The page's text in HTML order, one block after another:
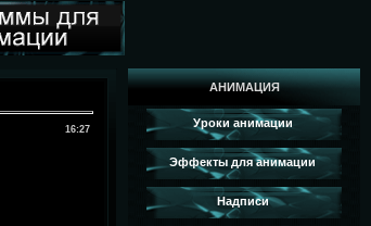
16:27
АНИМАЦИЯ
Уроки анимации
Эффекты для анимации
Надписи